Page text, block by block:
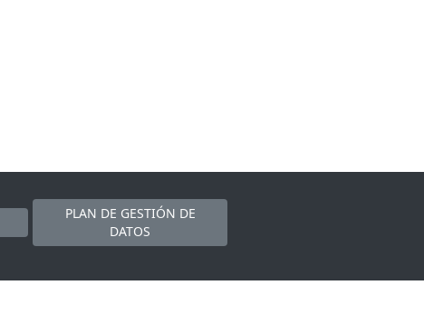
PLAN DE GESTIÓN DE
DATOS